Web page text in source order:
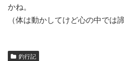
かね。
（体は動かしてけど心の中では
釣行記